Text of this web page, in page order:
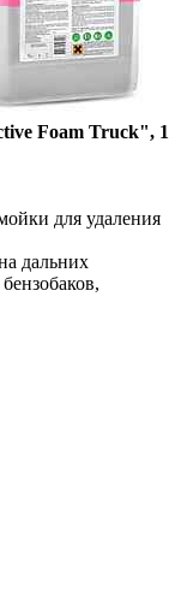
Foam Truck", 1
для удаления
дальних